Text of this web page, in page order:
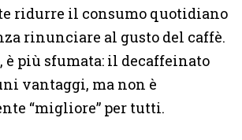
ridurre il consumo quotidiano
rinunciare al gusto del caffè.
è più sfumata: il decaffeinato
vantaggi, ma non è
“migliore” per tutti.